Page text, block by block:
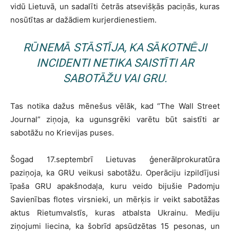
vidū Lietuvā, un sadalīti četrās atsevišķās paciņās, kuras
nosūtītas ar dažādiem kurjerdienestiem.
RŪNEMĀ STĀSTĪJA, KA SĀKOTNĒJI
INCIDENTI NETIKA SAISTĪTI AR
SABOTĀŽU VAI GRU.
Tas notika dažus mēnešus vēlāk, kad “The Wall Street
Journal” ziņoja, ka ugunsgrēki varētu būt saistīti ar
sabotāžu no Krievijas puses.
Šogad 17.septembrī Lietuvas ģenerālprokuratūra
paziņoja, ka GRU veikusi sabotāžu. Operāciju izpildījusi
īpaša GRU apakšnodaļa, kuru veido bijušie Padomju
Savienības flotes virsnieki, un mērķis ir veikt sabotāžas
aktus Rietumvalstīs, kuras atbalsta Ukrainu. Mediju
ziņojumi liecina, ka šobrīd apsūdzētas 15 pesonas, un